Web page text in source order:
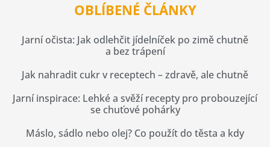
OBLÍBENÉ ČLÁNKY
Jarní očista: Jak odlehčit jídelníček po zimě chutně
a bez trápení
Jak nahradit cukr v receptech – zdravě, ale chutně
Jarní inspirace: Lehké a svěží recepty pro probouzející
se chuťové pohárky
Máslo, sádlo nebo olej? Co použít do těsta a kdy